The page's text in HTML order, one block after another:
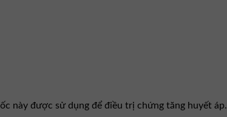
này được sử dụng để điều trị chứng tăng huyết áp.